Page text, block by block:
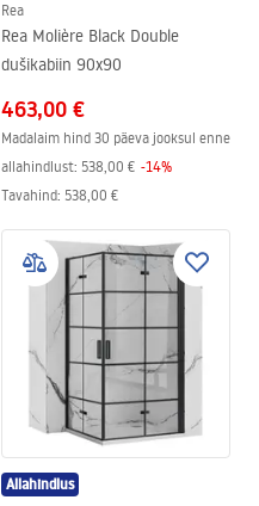
Rea
Rea Molière Black Double
dušikabiin 90x90
463,00 €
Madalaim hind 30 päeva jooksul enne
allahindlust: 538,00 € -14%
Tavahind: 538,00 €
Allahindlus